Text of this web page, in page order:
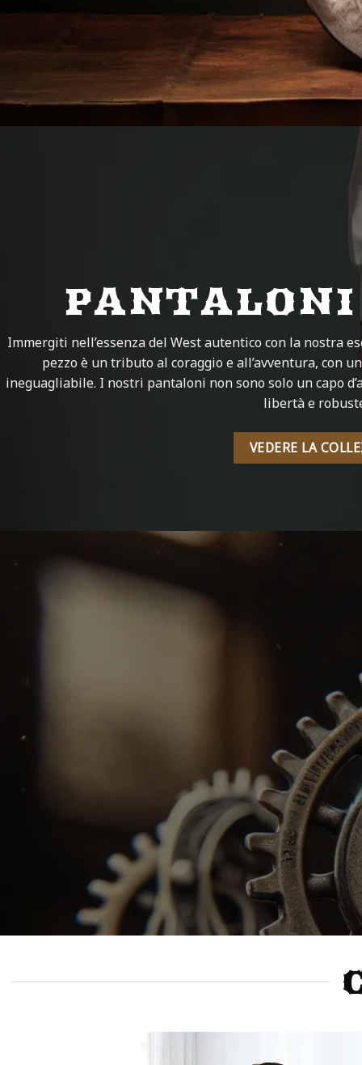
PANTALONI
Immergiti nell’essenza del West autentico con la nostra
pezzo è un tributo al coraggio e all’avventura, con
ineguagliabile. I nostri pantaloni non sono solo un capo
libertà e
VEDERE LA